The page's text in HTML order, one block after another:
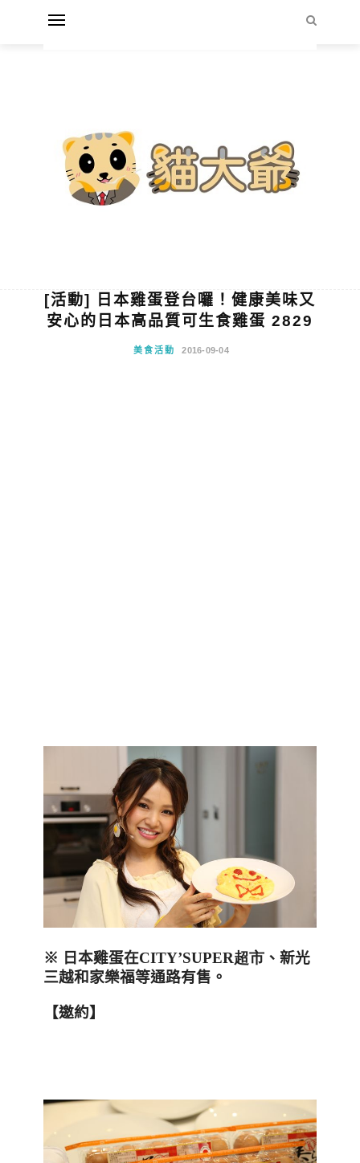
[活動] 日本雞蛋登台囉！健康美味又
安心的日本高品質可生食雞蛋 2829
美食活動 2016-09-04
※ 日本雞蛋在CITY’SUPER超市 、新光
三越和家樂福等通路有售。
【邀約】